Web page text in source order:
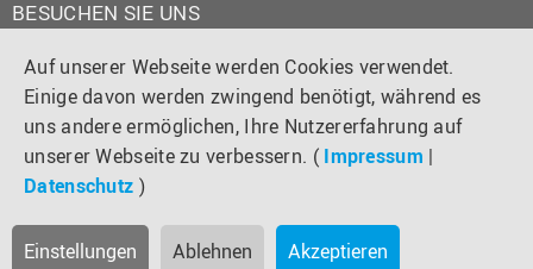
Auf unserer Webseite werden Cookies verwendet.
Einige davon werden zwingend benötigt, während es
uns andere ermöglichen, Ihre Nutzererfahrung auf
unserer Webseite zu verbessern. ( Impressum |
Datenschutz )
Einstellungen Ablehnen Akzeptieren
BESUCHEN SIE UNS
Instagram
TiktokLinkedIn
YouTube
Facebook